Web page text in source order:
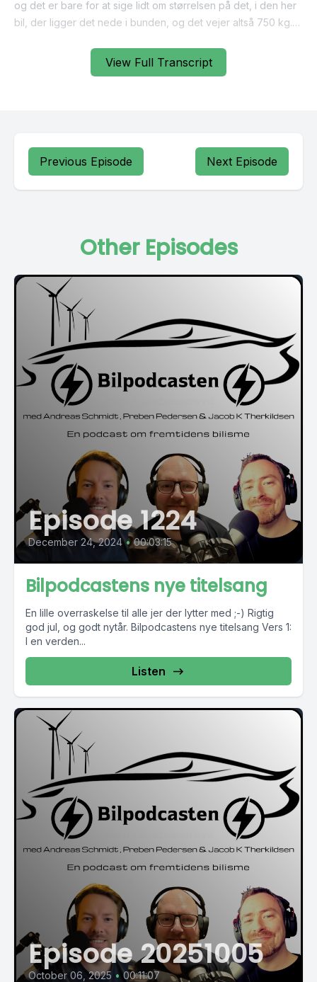
View Full Transcript
Previous Episode Next Episode
Other Episodes
Episode 1224
December 24, 2024 • 00:03:15
Bilpodcastens nye titelsang
En lille overraskelse til alle jer der lytter med ;-) Rigtig
god jul, og godt nytår. Bilpodcastens nye titelsang Vers 1:
I en verden...
Listen
Episode 20251005
October 06, 2025 • 00:11:07